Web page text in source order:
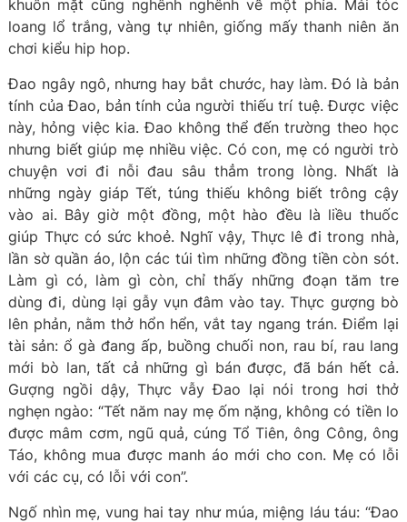
khuôn mặt cũng nghênh nghênh về một phía. Mái tóc
loang lổ trắng, vàng tự nhiên, giống mấy thanh niên ăn
chơi kiểu hip hop.
Đao ngây ngô, nhưng hay bắt chước, hay làm. Đó là bản
tính của Đao, bản tính của người thiếu trí tuệ. Được việc
này, hỏng việc kia. Đao không thể đến trường theo học
nhưng biết giúp mẹ nhiều việc. Có con, mẹ có người trò
chuyện vơi đi nỗi đau sâu thẳm trong lòng. Nhất là
những ngày giáp Tết, túng thiếu không biết trông cậy
vào ai. Bây giờ một đồng, một hào đều là liều thuốc
giúp Thực có sức khoẻ. Nghĩ vậy, Thực lê đi trong nhà,
lần sờ quần áo, lộn các túi tìm những đồng tiền còn sót.
Làm gì có, làm gì còn, chỉ thấy những đoạn tăm tre
dùng đi, dùng lại gẫy vụn đâm vào tay. Thực gượng bò
lên phản, nằm thở hổn hển, vắt tay ngang trán. Điểm lại
tài sản: ổ gà đang ấp, buồng chuối non, rau bí, rau lang
mới bò lan, tất cả những gì bán được, đã bán hết cả.
Gượng ngồi dậy, Thực vẫy Đao lại nói trong hơi thở
nghẹn ngào: “Tết năm nay mẹ ốm nặng, không có tiền lo
được mâm cơm, ngũ quả, cúng Tổ Tiên, ông Công, ông
Táo, không mua được manh áo mới cho con. Mẹ có lỗi
với các cụ, có lỗi với con”.
Ngố nhìn mẹ, vung hai tay như múa, miệng láu táu: “Đao